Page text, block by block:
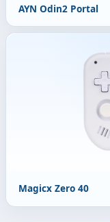
AYN Odin2 Portal
Magicx Zero 40